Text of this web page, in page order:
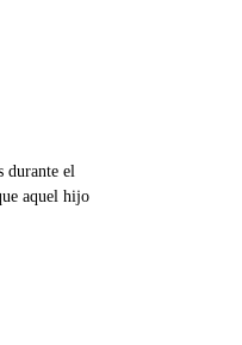
durante el
aquel hijo